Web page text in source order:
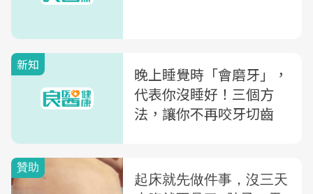
新知
晚上睡覺時「會磨牙」，
代表你沒睡好！三個方
法，讓你不再咬牙切齒